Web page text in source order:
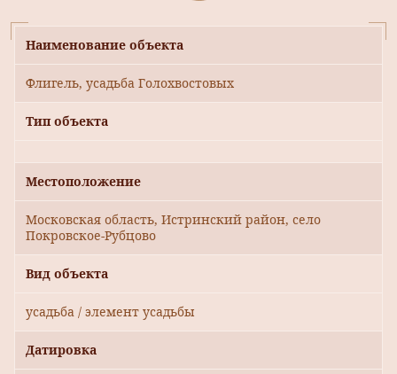
Наименование объекта
Флигель, усадьба Голохвостовых
Тип объекта
Местоположение
Московская область, Истринский район, село
Покровское-Рубцово
Вид объекта
усадьба / элемент усадьбы
Датировка